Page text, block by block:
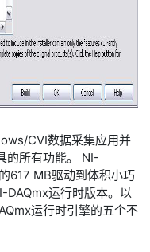
CVI数据采集应用并
的所有功能。 NI-
617 MB驱动到体积小巧
DAQmx运行时版本。以
运行时引擎的五个不